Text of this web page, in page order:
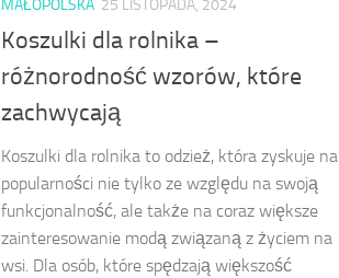
MAŁOPOLSKA 25 LISTOPADA, 2024
Koszulki dla rolnika –
różnorodność wzorów, które
zachwycają
Koszulki dla rolnika to odzież, która zyskuje na
popularności nie tylko ze względu na swoją
funkcjonalność, ale także na coraz większe
zainteresowanie modą związaną z życiem na
wsi. Dla osób, które spędzają większość